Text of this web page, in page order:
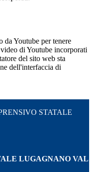
da Youtube per tenere
di Youtube incorporati
del sito web sta
dell'interfaccia di
STATALE
LUGAGNANO VAL